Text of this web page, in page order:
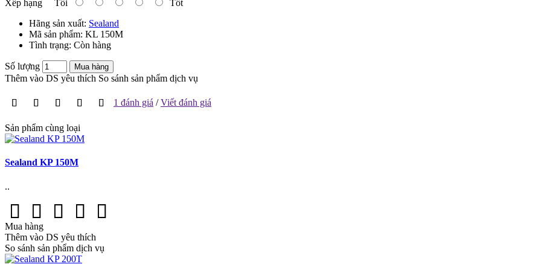
Xếp hạng Tồi Tốt
Hãng sản xuất: Sealand
Mã sản phẩm: KL 150M
Tình trạng: Còn hàng
Số lượng Mua hàng
Thêm vào DS yêu thích So sánh sản phẩm dịch vụ
1 đánh giá /Viết đánh giá
Sản phẩm cùng loại
Sealand KP 150M
..
Mua hàng
Thêm vào DS yêu thích
So sánh sản phẩm dịch vụ